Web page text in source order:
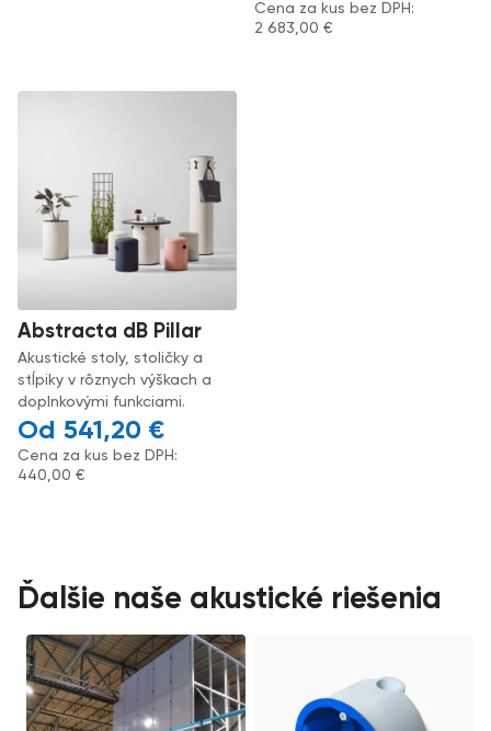
Cena za kus bez DPH:
2 683,00€
Abstracta dB Pillar
Akustické stoly, stoličky a
stĺpiky v rôznych výškach a
doplnkovými funkciami.
541,20 €
Cena za kus bez DPH:
440,00 €
Ďalšie naše akustické riešenia